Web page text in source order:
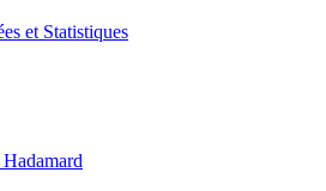
et Statistiques